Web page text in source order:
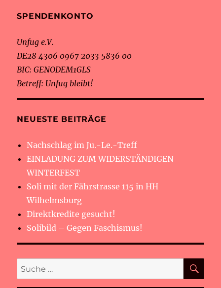
SPENDENKONTO
Unfug e.V.
DE28 4306 0967 2033 5836 00
BIC: GENODEM1GLS
Betreff: Unfug bleibt!
NEUESTE BEITRÄGE
Nachschlag im Ju.-Le.-Treff
EINLADUNG ZUM WIDERSTÄNDIGEN
WINTERFEST
Soli mit der Fährstrasse 115 in HH
Wilhelmsburg
Direktkredite gesucht!
Solibild – Gegen Faschismus!
Suche
nach: